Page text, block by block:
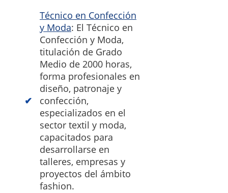
Técnico en Confección
y Moda: El Técnico en
Confección y Moda,
titulación de Grado
Medio de 2000 horas,
forma profesionales en
diseño, patronaje y
confección,
especializados en el
sector textil y moda,
capacitados para
desarrollarse en
talleres, empresas y
proyectos del ámbito
fashion.